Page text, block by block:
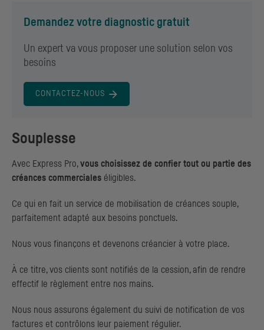
Demandez votre diagnostic gratuit
Un expert va vous proposer une solution selon vos
besoins
CONTACTEZ-NOUS
Souplesse
Avec Express Pro,vous choisissez de confier tout ou partie des
créances commerciales éligibles.
Ce qui en fait un service de mobilisation de créances souple,
parfaitement adapté aux besoins ponctuels.
Nous vous finançons et devenons créancier à votre place.
À ce titre, vos clients sont notifiés de la cession, afin de rendre
effectif le règlement entre nos mains.
Nous nous assurons également du suivi de notification de vos
factures et contrôlons leur paiement régulier.